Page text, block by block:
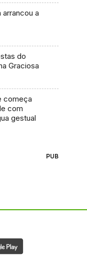
a
do
Graciosa
começa
com
gestual
PUB